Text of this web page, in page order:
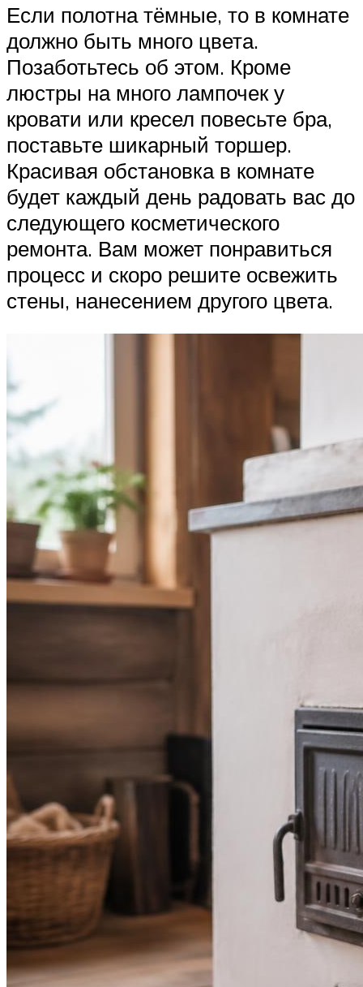
Если полотна тёмные, то в комнате
должно быть много цвета.
Позаботьтесь об этом. Кроме
люстры на много лампочек у
кровати или кресел повесьте бра,
поставьте шикарный торшер.
Красивая обстановка в комнате
будет каждый день радовать вас до
следующего косметического
ремонта. Вам может понравиться
процесс и скоро решите освежить
стены, нанесением другого цвета.